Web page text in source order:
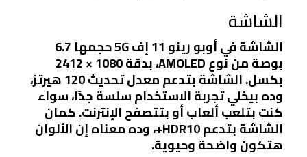
الشاشة
الشاشة في أوبو رينو 11 إف 5G حجمها 6.7
بوصة من نوع AMOLED، بدقة 1080 × 2412
بكسل. الشاشة بتدعم معدل تحديث 120 هيرتز،
وده بيخلي تجربة الاستخدام سلسة جدًا، سواء
كنت بتلعب ألعاب أو بتتصفح الإنترنت. كمان
الشاشة بتدعم HDR10+، وده معناه إن الألوان
هتكون واضحة وحيوية.